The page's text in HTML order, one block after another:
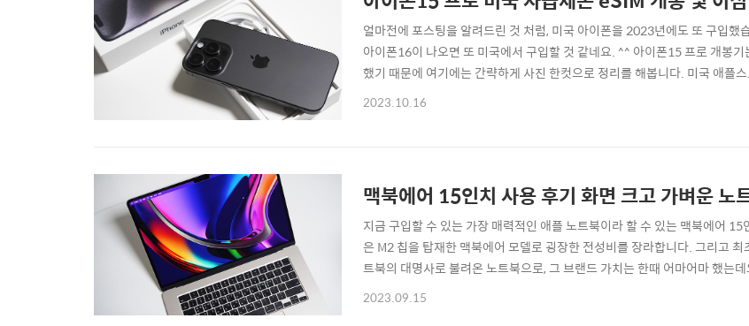
얼마전에 포스팅을 알려드린 것 처럼, 미국 아이폰을 2023년에도 또 구입
아이폰16이 나오면 또 미국에서 구입할 것 같네요. ^^ 아이폰15 프로 개봉
했기 때문에 여기에는 간략하게 사진 한컷으로 정리를 해봅니다. 미국 애플
로 미국 배대지에 아이폰이 도착을 하기 전에... 제가 사용하고 있는 애플 관
2023.10.16
맥북에어 15인치 사용 후기 화면 크고 가벼운 노
지금 구입할 수 있는 가장 매력적인 애플 노트북이라 할 수 있는 맥북에어
은 M2 칩을 탑재한 맥북에어 모델로 굉장한 전성비를 장라합니다. 그리고
트북의 대명사로 불려온 노트북으로, 그 브랜드 가치는 한때 어마어마 했는
'맥북에어'라는 키워드를 떠올릴 만큼 상징성을 가지고 있습니다. Macbook
2023.09.15